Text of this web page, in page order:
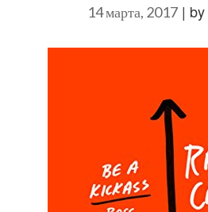
14 марта, 2017 | by